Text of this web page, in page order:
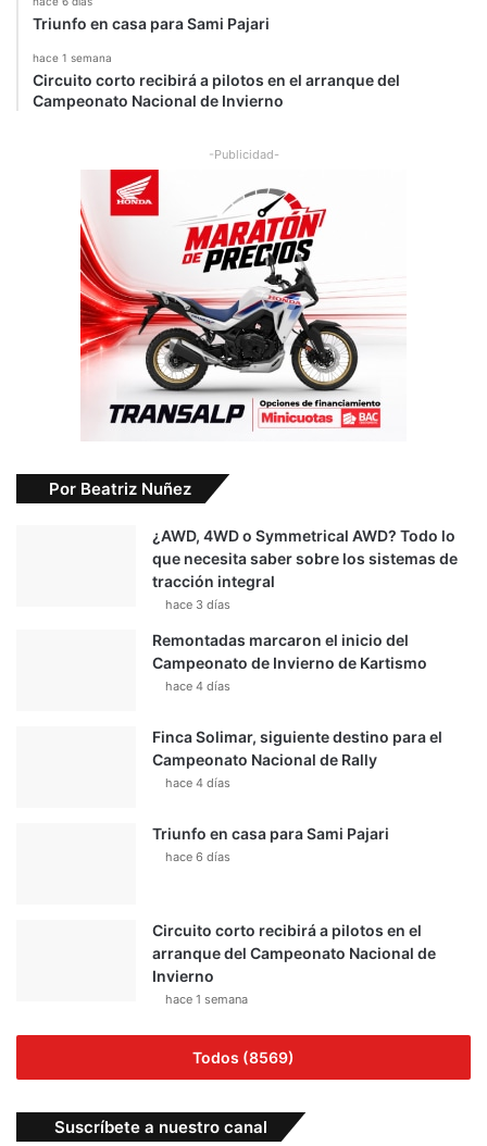
Triunfo en casa para Sami Pajari
hace 1 semana
Circuito corto recibirá a pilotos en el arranque del
Campeonato Nacional de Invierno
-Publicidad-
Por Beatriz Nuñez
¿AWD, 4WD o Symmetrical AWD? Todo lo
que necesita saber sobre los sistemas de
tracción integral
hace 3 días
Remontadas marcaron el inicio del
Campeonato de Invierno de Kartismo
hace 4 días
Finca Solimar, siguiente destino para el
Campeonato Nacional de Rally
hace 4 días
Triunfo en casa para Sami Pajari
hace 6 días
Circuito corto recibirá a pilotos en el
arranque del Campeonato Nacional de
Invierno
hace 1 semana
Todos (8569)
Suscríbete a nuestro canal